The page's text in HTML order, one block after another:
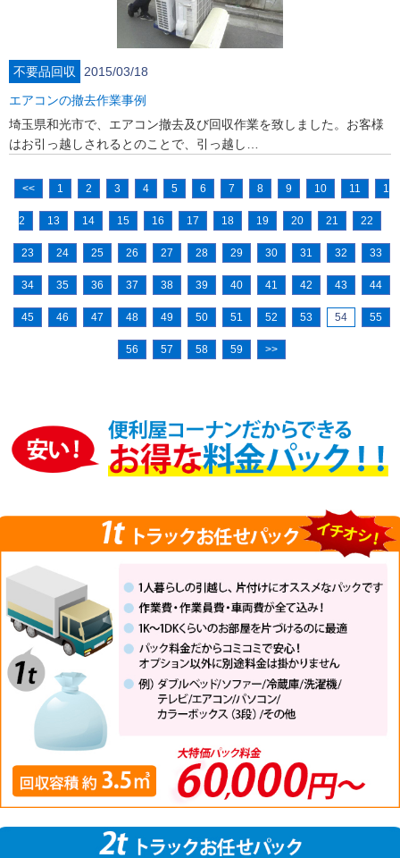
不要品回収
2015/03/18
エアコンの撤去作業事例
埼玉県和光市で、エアコン撤去及び回収作業を致しました。お客様
はお引っ越しされるとのことで、引っ越し…
<< 1 2 3 4 5 6 7 8 9 10 11 1
2 13 14 15 16 17 18 19 20 21 22
23 24 25 26 27 28 29 30 31 32 33
34 35 36 37 38 39 40 41 42 43 44
45 46 47 48 49 50 51 52 53 54 55
56 57 58 59 >>